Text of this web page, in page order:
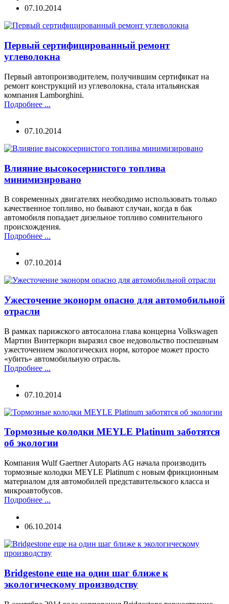
07.10.2014
Первый сертифицированный ремонт
углеволокна
Первый автопроизводителем, получившим сертификат на
ремонт конструкций из углеволокна, стала итальянская
компания Lamborghini.
Подробнее ...
07.10.2014
Влияние высокосернистого топлива
минимизировано
В современных двигателях необходимо использовать только
качественное топливо, но бывают случаи, когда в бак
автомобиля попадает дизельное топливо сомнительного
происхождения.
Подробнее ...
07.10.2014
Ужесточение эконорм опасно для автомобильной
отрасли
В рамках парижского автосалона глава концерна Volkswagen
Мартин Винтеркорн выразил свое недовольство поспешным
ужесточением экологических норм, которое может просто
«убить» автомобильную отрасль.
Подробнее ...
07.10.2014
Тормозные колодки MEYLE Platinum заботятся
об экологии
Компания Wulf Gaertner Autoparts AG начала производить
тормозные колодки MEYLE Platinum с новым фрикционным
материалом для автомобилей представительского класса и
микроавтобусов.
Подробнее ...
06.10.2014
Bridgestone еще на один шаг ближе к
экологическому производству